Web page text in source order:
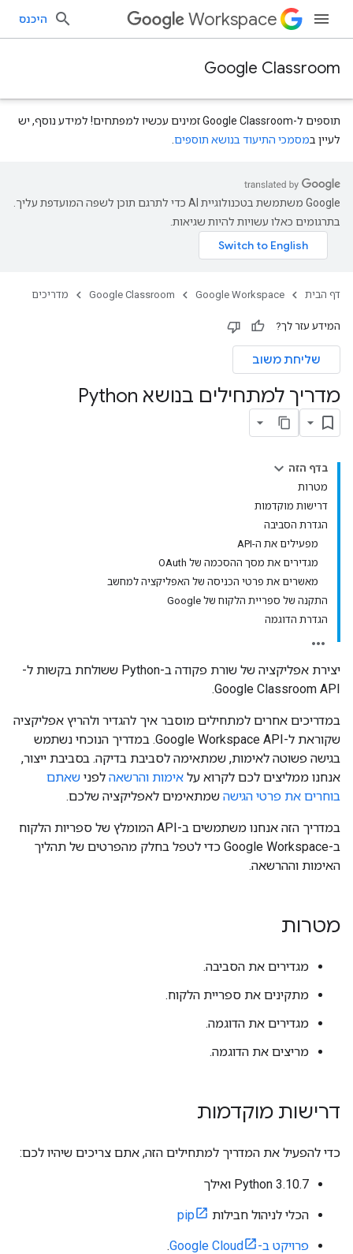
Workspace היכנס
Google Classroom
תוספים ל-Google Classroom זמינים עכשיו למפתחים! למידע נוסף, יש
לעיין במסמכי התיעוד בנושא תוספים
‫Google משתמשת בטכנולוגיית AI כדי לתרגם תוכן לשפה המועדפת עליך.
בתרגומים כאלו עשויות להיות שגיאות.
דף הבית Google Workspace
Google Classroom מדריכים
המידע עזר לך?
שליחת משוב
מדריך למתחילים בנושא Python
בדף הזה
מטרות
דרישות מוקדמות
הגדרת הסביבה
מפעילים את ה-API
מגדירים את מסך ההסכמה של OAuth
מאשרים את פרטי הכניסה של האפליקציה למחשב
התקנה של ספריית הלקוח של Google
הגדרת הדוגמה
יצירת אפליקציה של שורת פקודה ב-Python ששולחת בקשות ל-
Google Classroom API.
במדריכים אחרים למתחילים מוסבר איך להגדיר ולהריץ אפליקציה
שקוראת ל-Google Workspace API. במדריך הנוכחי נשתמש
בגישה פשוטה לאימות, שמתאימה לסביבת בדיקה. בסביבת ייצור,
אנחנו ממליצים לכם לקרוא על אימות והרשאה לפני שאתם
בוחרים את פרטי הגישה שמתאימים לאפליקציה שלכם.
במדריך הזה אנחנו משתמשים ב-API המומלץ של ספריות הלקוח
ב-Google Workspace כדי לטפל בחלק מהפרטים של תהליך
האימות וההרשאה.
מטרות
מגדירים את הסביבה.
מתקינים את ספריית הלקוח.
מגדירים את הדוגמה.
מריצים את הדוגמה.
דרישות מוקדמות
כדי להפעיל את המדריך למתחילים הזה, אתם צריכים שיהיו לכם:
‫Python 3.10.7 ואילך
הכלי לניהול חבילות pip
פרויקט ב-Google Cloud .